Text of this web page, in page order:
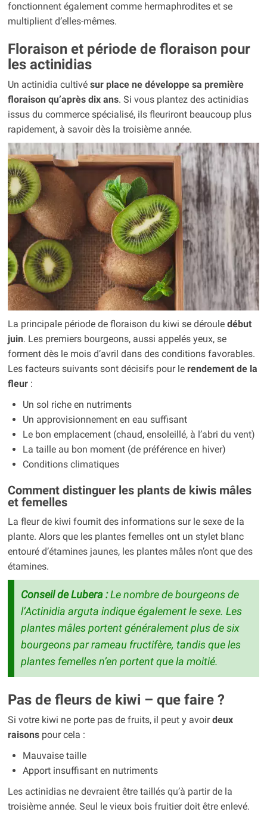
fonctionnent également comme hermaphrodites et se
multiplient d’elles-mêmes.
Floraison et période de floraison pour
les actinidias
Un actinidia cultivé sur place ne développe sa première
floraison qu’après dix ans. Si vous plantez des actinidias
issus du commerce spécialisé, ils fleuriront beaucoup plus
rapidement, à savoir dès la troisième année.
La principale période de floraison du kiwi se déroule début
juin. Les premiers bourgeons, aussi appelés yeux, se
forment dès le mois d’avril dans des conditions favorables.
Les facteurs suivants sont décisifs pour le rendement de la
fleur:
Un sol riche en nutriments
Un approvisionnement en eau suffisant
Le bon emplacement (chaud, ensoleillé, à l’abri du vent)
La taille au bon moment (de préférence en hiver)
Conditions climatiques
Comment distinguer les plants de kiwis mâles
et femelles
La fleur de kiwi fournit des informations sur le sexe de la
plante. Alors que les plantes femelles ont un stylet blanc
entouré d’étamines jaunes, les plantes mâles n’ont que des
étamines.
Conseil de Lubera :Le nombre de bourgeons de
l’Actinidia arguta indique également le sexe. Les
plantes mâles portent généralement plus de six
bourgeons par rameau fructifère, tandis que les
plantes femelles n’en portent que la moitié.
Pas de fleurs de kiwi – que faire ?
Si votre kiwi ne porte pas de fruits, il peut y avoirdeux
raisonspour cela :
Mauvaise taille
Apport insuffisant en nutriments
Les actinidias ne devraient être taillés qu’à partir de la
troisième année. Seul le vieux bois fruitier doit être enlevé.